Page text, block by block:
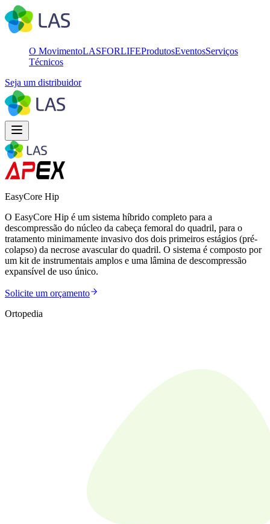
O MovimentoLASFORLIFEProdutosEventosServiços
Técnicos
Seja um distribuidor
EasyCore Hip
O EasyCore Hip é um sistema híbrido completo para a
descompressão do núcleo da cabeça femoral do quadril, para o
tratamento minimamente invasivo dos dois primeiros estágios (pré-
colapso) da necrose avascular do quadril. O sistema é composto por
um kit de instrumentais amplos e uma lâmina de descompressão
expansível de uso único.
Solicite um orçamento
Ortopedia